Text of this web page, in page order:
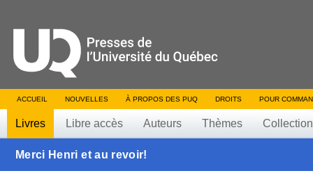
ACCUEIL NOUVELLES À PROPOS DES PUQ DROITS POUR
Livres Libre accès Auteurs Thèmes
Merci Henri et au revoir!